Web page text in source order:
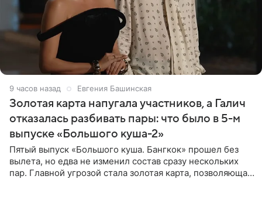
9 часов назад Евгения Башинская
Золотая карта напугала участников, а Галич
отказалась разбивать пары: что было в 5-м
выпуске «Большого куша-2»
Пятый выпуск «Большого куша. Бангкок» прошел без
вылета, но едва не изменил состав сразу нескольких
пар. Главной угрозой стала золотая карта, позволяющая